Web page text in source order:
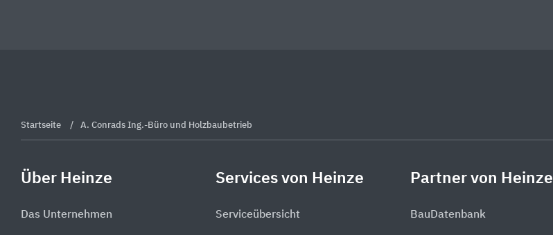
Startseite A. Conrads Ing.-Büro und Holzbaubetrieb
Über Heinze
Das Unternehmen
Services von Heinze
Serviceübersicht
Partner von Heinze
BauDatenbank